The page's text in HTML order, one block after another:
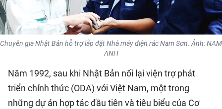
NHÂN DÂN HẰNG THÁNG
NHÂN DÂN CUỐI TUẦN
Chuyên gia Nhật Bản hỗ trợ lắp đặt Nhà máy điện rác Nam Sơn. Ảnh: NAM
ANH
Năm 1992, sau khi Nhật Bản nối lại viện trợ phát
triển chính thức (ODA) với Việt Nam, một trong
những dự án hợp tác đầu tiên và tiêu biểu của Cơ